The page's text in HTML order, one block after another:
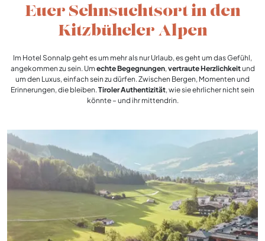
Euer Sehnsuchtsort in den
Kitzbüheler Alpen
Im Hotel Sonnalp geht es um mehr als nur Urlaub, es geht um das Gefühl,
angekommen zu sein. UmechteBegegnungen,vertraute Herzlichkeitund
um den Luxus, einfach sein zu dürfen. Zwischen Bergen, Momenten und
Erinnerungen, die bleiben.Tiroler Authentizität, wie sie ehrlicher nicht sein
könnte – und ihr mittendrin.